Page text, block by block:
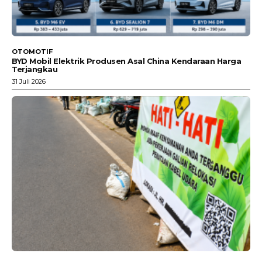
OTOMOTIF
BYD Mobil Elektrik Produsen Asal China Kendaraan Harga
Terjangkau
31 Juli 2026